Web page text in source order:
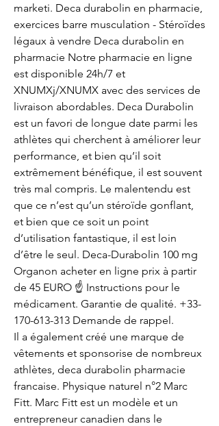
marketi. Deca durabolin en pharmacie,
exercices barre musculation - Stéroïdes
légaux à vendre Deca durabolin en
pharmacie Notre pharmacie en ligne
est disponible 24h/7 et
XNUMXj/XNUMX avec des services de
livraison abordables. Deca Durabolin
est un favori de longue date parmi les
athlètes qui cherchent à améliorer leur
performance, et bien qu’il soit
extrêmement bénéfique, il est souvent
très mal compris. Le malentendu est
que ce n’est qu’un stéroïde gonflant,
et bien que ce soit un point
d’utilisation fantastique, il est loin
d’être le seul. Deca-Durabolin 100 mg
Organon acheter en ligne prix à partir
de 45 EURO ☝ Instructions pour le
médicament. Garantie de qualité. +33-
170-613-313 Demande de rappel.
Il a également créé une marque de
vêtements et sponsorise de nombreux
athlètes, deca durabolin pharmacie
francaise. Physique naturel n°2 Marc
Fitt. Marc Fitt est un modèle et un
entrepreneur canadien dans le